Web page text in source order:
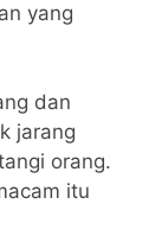
yang
dan
jarang
orang.
itu